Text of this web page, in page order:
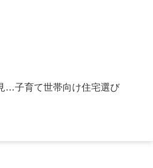
危ない不動産会社の見分け方子育て世帯向け住宅選び